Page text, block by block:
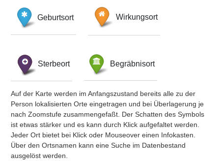
Geburtsort Wirkungsort
Sterbeort Begräbnisort
Auf der Karte werden im Anfangszustand bereits alle zu der
Person lokalisierten Orte eingetragen und bei Überlagerung je
nach Zoomstufe zusammengefaßt. Der Schatten des Symbols
ist etwas stärker und es kann durch Klick aufgefaltet werden.
Jeder Ort bietet bei Klick oder Mouseover einen Infokasten.
Über den Ortsnamen kann eine Suche im Datenbestand
ausgelöst werden.